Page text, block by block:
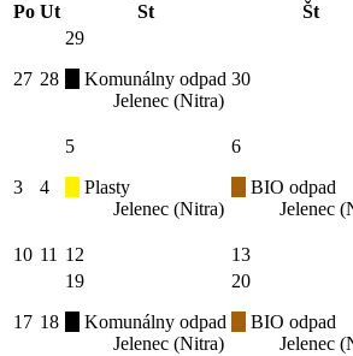
Po Ut St Št
27 28
29
Komunálny odpad
Jelenec (Nitra)
30
3 4
5
Plasty
Jelenec (Nitra)
6
BIO odpad
Jelenec
10 11 12 13
17 18
19
Komunálny odpad
Jelenec (Nitra)
20
BIO odpad
Jelenec